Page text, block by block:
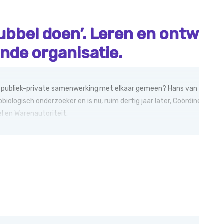
doen’. Leren en
organisatie.
private samenwerking met elkaar gemeen? Hans
onderzoeker en is nu, ruim dertig jaar later,
en Warenautoriteit.